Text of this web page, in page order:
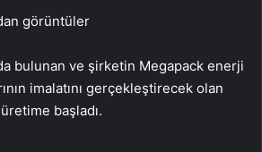
görüntüler
bulunan ve şirketin Megapack enerji
imalatını gerçekleştirecek olan
başladı.